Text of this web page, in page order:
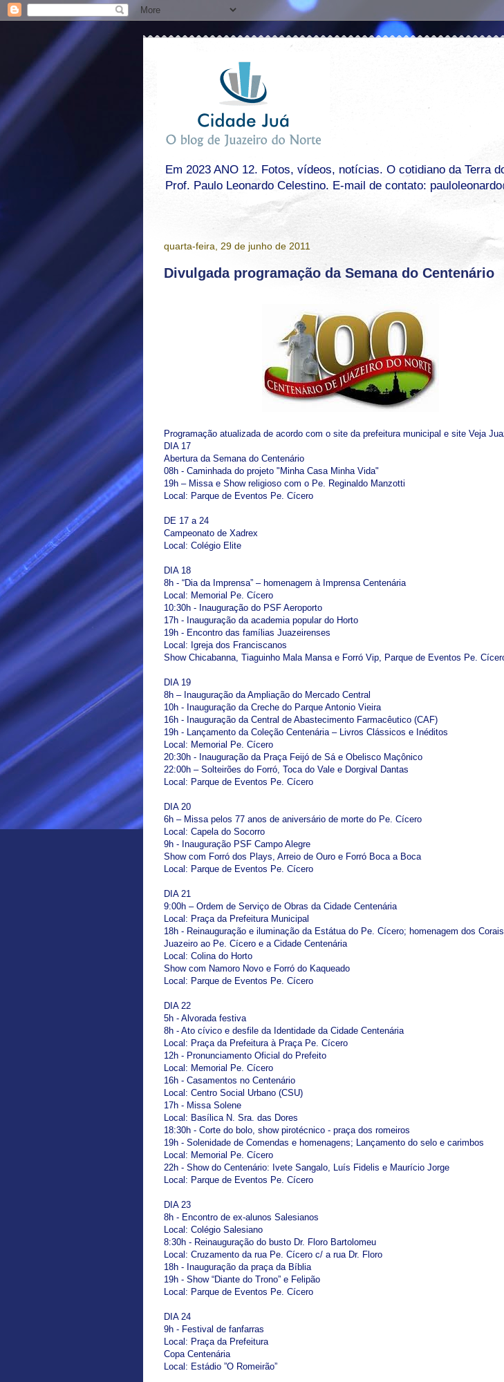
Em 2023 ANO 12. Fotos, vídeos, notícias. O cotidiano da Terra
Prof. Paulo Leonardo Celestino. E-mail de contato:
quarta-feira, 29 de junho de 2011
Divulgada programação da Semana do Centenário
Programação atualizada de acordo com o site da prefeitura municipal e site Veja
DIA 17
Abertura da Semana do Centenário
08h - Caminhada do projeto "Minha Casa Minha Vida"
19h – Missa e Show religioso com o Pe. Reginaldo Manzotti
Local: Parque de Eventos Pe. Cícero
DE 17 a 24
Campeonato de Xadrex
Local: Colégio Elite
DIA 18
8h - “Dia da Imprensa” – homenagem à Imprensa Centenária
Local: Memorial Pe. Cícero
10:30h - Inauguração do PSF Aeroporto
17h - Inauguração da academia popular do Horto
19h - Encontro das famílias Juazeirenses
Local: Igreja dos Franciscanos
Show Chicabanna, Tiaguinho Mala Mansa e Forró Vip, Parque de Eventos Pe.
DIA 19
8h – Inauguração da Ampliação do Mercado Central
10h - Inauguração da Creche do Parque Antonio Vieira
16h - Inauguração da Central de Abastecimento Farmacêutico (CAF)
19h - Lançamento da Coleção Centenária – Livros Clássicos e Inéditos
Local: Memorial Pe. Cícero
20:30h - Inauguração da Praça Feijó de Sá e Obelisco Maçônico
22:00h – Solteirões do Forró, Toca do Vale e Dorgival Dantas
Local: Parque de Eventos Pe. Cícero
DIA 20
6h – Missa pelos 77 anos de aniversário de morte do Pe. Cícero
Local: Capela do Socorro
9h - Inauguração PSF Campo Alegre
Show com Forró dos Plays, Arreio de Ouro e Forró Boca a Boca
Local: Parque de Eventos Pe. Cícero
DIA 21
9:00h – Ordem de Serviço de Obras da Cidade Centenária
Local: Praça da Prefeitura Municipal
18h - Reinauguração e iluminação da Estátua do Pe. Cícero; homenagem dos
Juazeiro ao Pe. Cícero e a Cidade Centenária
Local: Colina do Horto
Show com Namoro Novo e Forró do Kaqueado
Local: Parque de Eventos Pe. Cícero
DIA 22
5h - Alvorada festiva
8h - Ato cívico e desfile da Identidade da Cidade Centenária
Local: Praça da Prefeitura à Praça Pe. Cícero
12h - Pronunciamento Oficial do Prefeito
Local: Memorial Pe. Cícero
16h - Casamentos no Centenário
Local: Centro Social Urbano (CSU)
17h - Missa Solene
Local: Basílica N. Sra. das Dores
18:30h - Corte do bolo, show pirotécnico - praça dos romeiros
19h - Solenidade de Comendas e homenagens; Lançamento do selo e carimbos
Local: Memorial Pe. Cícero
22h - Show do Centenário: Ivete Sangalo, Luís Fidelis e Maurício Jorge
Local: Parque de Eventos Pe. Cícero
DIA 23
8h - Encontro de ex-alunos Salesianos
Local: Colégio Salesiano
8:30h - Reinauguração do busto Dr. Floro Bartolomeu
Local: Cruzamento da rua Pe. Cícero c/ a rua Dr. Floro
18h - Inauguração da praça da Bíblia
19h - Show “Diante do Trono” e Felipão
Local: Parque de Eventos Pe. Cícero
DIA 24
9h - Festival de fanfarras
Local: Praça da Prefeitura
Copa Centenária
Local: Estádio ”O Romeirão”